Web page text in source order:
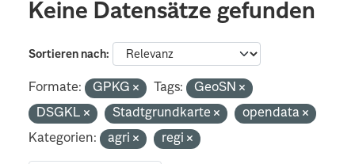
Keine Datensätze gefunden
Sortieren nach
Formate: GPKG Tags:
GeoSN
DSGKL
Stadtgrundkarte
opendata
Kategorien:
agri regi